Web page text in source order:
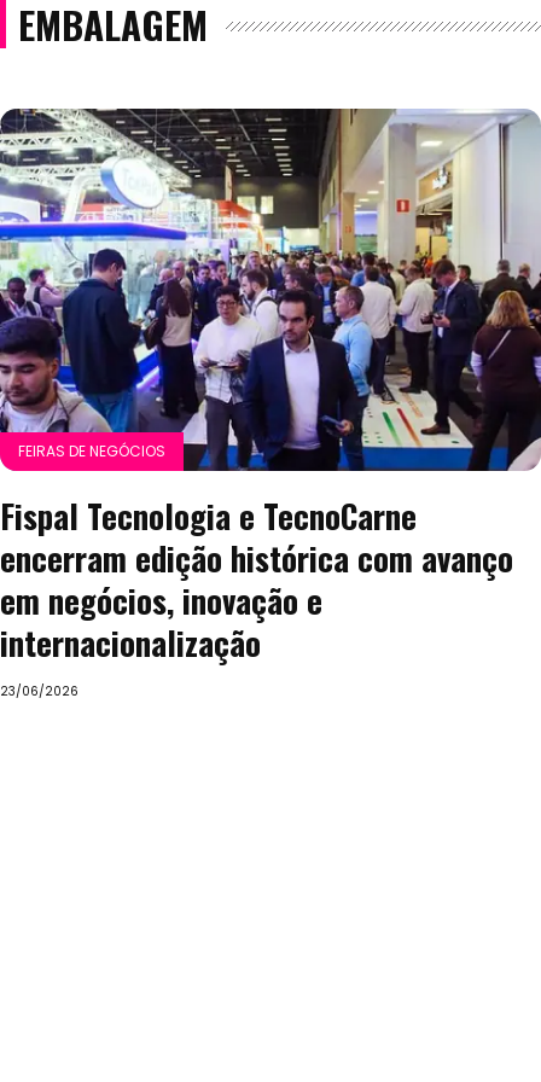
EMBALAGEM
FEIRAS DE NEGÓCIOS
Fispal Tecnologia e TecnoCarne
encerram edição histórica com avanço
em negócios, inovação e
internacionalização
23/06/2026